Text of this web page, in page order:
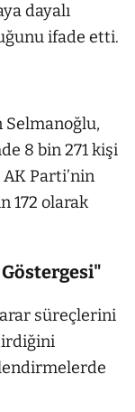
dayalı
ifade etti.
Selmanoğlu,
8 bin 271 kişi
Parti’nin
172 olarak
Göstergesi"
süreçlerini